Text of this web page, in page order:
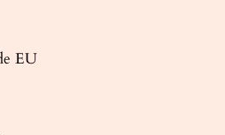
EU